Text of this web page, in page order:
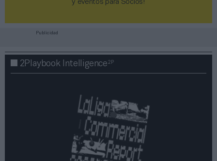
y eventos para Socios!​​​​​​​
Publicidad
2Playbook Intelligence2P